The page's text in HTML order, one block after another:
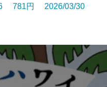
6 781円 2026/03/30